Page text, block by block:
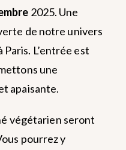
2025. Une
de notre univers
L’entrée est
une
apaisante.
végétarien seront
pourrez y